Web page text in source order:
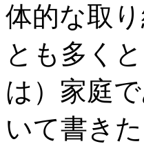
体的な取
とも多く
は）家庭
いて書き